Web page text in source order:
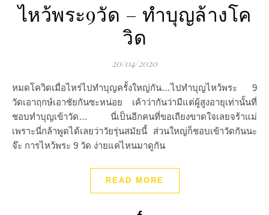
ไหว้พระ9วัด – ทำบุญล้างโค
วิด
20/04/2020
หมดโควิดเมื่อไหร่ไปทำบุญครั้งใหญ่กัน…ไปทำบุญไหว้พระ 9
วัดเอาฤกษ์เอาชัยกันซะหน่อย เค้าว่ากันว่ามีแต่ผู้สูงอายุเท่านั้นที่
ชอบทำบุญเข้าวัด… นี่เป็นอีกคนที่ขอเถียงขาดใจเลยจร้าแม่
เพราะนี่กล้าพูดได้เลยว่าวัยรุ่นสมัยนี้ ส่วนใหญ่ก็ชอบเข้าวัดกันนะ
จ๊ะ การไหว้พระ 9 วัด ง่ายแค่ไหนมาดูกัน
READ MORE